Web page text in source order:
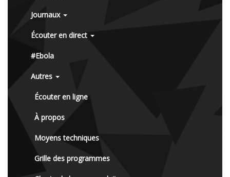
Journaux
Écouter en direct
#Ebola
Autres
Écouter en ligne
À propos
Moyens techniques
Grille des programmes